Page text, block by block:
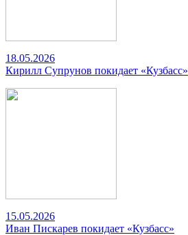
18.05.2026
Кирилл Супрунов покидает «Кузбасс»
15.05.2026
Иван Пискарев покидает «Кузбасс»